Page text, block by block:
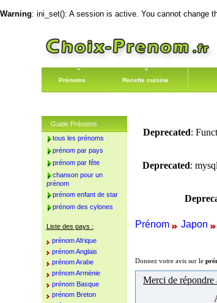
Warning: ini_set(): A session is active. You cannot change
Prénoms Recette cuisine
Deprecated:
Deprecated:
Prénom
Japon
Donnez votre avis sur le
Merci de répondre
Guide Prénoms
tous les prénoms
prénom par pays
prénom par fête
chanson pour un
prénom
prénom enfant de star
prénom des cylones
Liste des pays :
prénom Afrique
prénom Anglais
prénom Arabe
prénom Arménie
prénom Basque
prénom Breton